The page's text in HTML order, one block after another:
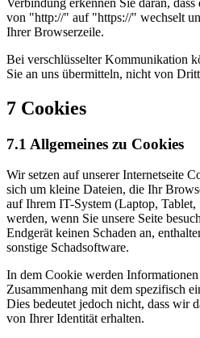
von "http://" auf "https://" wechselt
Ihrer Browserzeile.
Bei verschlüsselter Kommunikation
Sie an uns übermitteln, nicht von
7 Cookies
7.1 Allgemeines zu Cookies
Wir setzen auf unserer Internetseite
sich um kleine Dateien, die Ihr
auf Ihrem IT-System (Laptop, Tablet,
werden, wenn Sie unsere Seite
Endgerät keinen Schaden an,
sonstige Schadsoftware.
In dem Cookie werden
Zusammenhang mit dem spezifisch
Dies bedeutet jedoch nicht, dass wir
von Ihrer Identität erhalten.